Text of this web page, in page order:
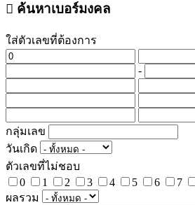
ค้นหาเบอร์มงคล
ใส่ตัวเลขที่ต้องการ
-
กลุ่มเลข
วันเกิด
ตัวเลขที่ไม่ชอบ
0
1 2 3 4 5 6 7
ผลรวม